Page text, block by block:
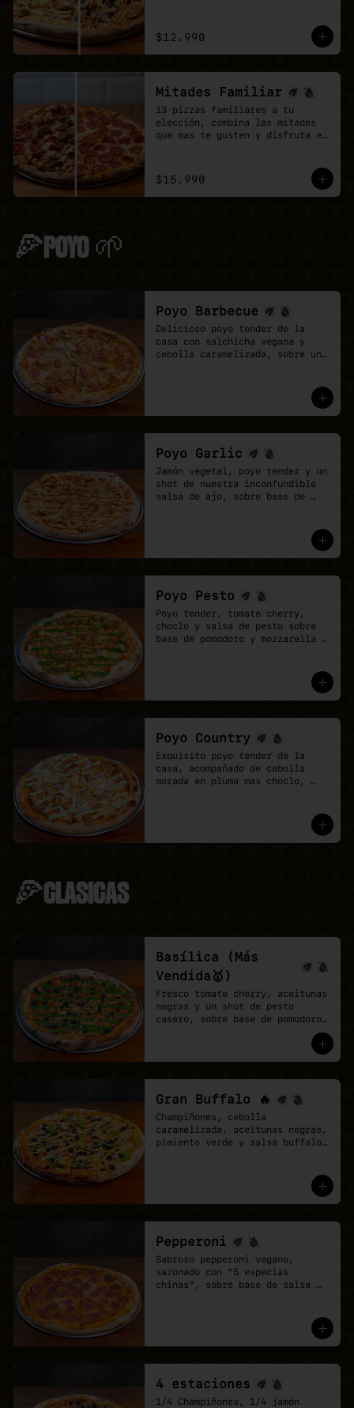
$12.990
Mitades Familiar
13 pizzas familiares a tu
elección, combina las mitades
que mas te gusten y disfruta el
$15.990
🍕POYO 🌱
Poyo Barbecue
Delicioso poyo tender de la
casa con salchicha vegana y
cebolla caramelizada, sobre una
Poyo Garlic
Jamón vegetal, poyo tender y un
shot de nuestra inconfundible
salsa de ajo, sobre base de
Poyo Pesto
Poyo tender, tomate cherry,
choclo y salsa de pesto sobre
base de pomodoro y mozzarella
Poyo Country
Exquisito poyo tender de la
casa, acompañado de cebolla
morada en pluma mas choclo,
🍕CLASICAS
Basílica (Más
Vendida🥇)
Fresco tomate cherry, aceitunas
negras y un shot de pesto
casero, sobre base de pomodoro
Gran Buffalo 🔥
Champiñones, cebolla
caramelizada, aceitunas negras,
pimiento verde y salsa buffalo
Pepperoni
Sabroso pepperoni vegano,
sazonado con "5 especias
chinas", sobre base de salsa
4 estaciones
1/4 Champiñones, 1/4 jamón